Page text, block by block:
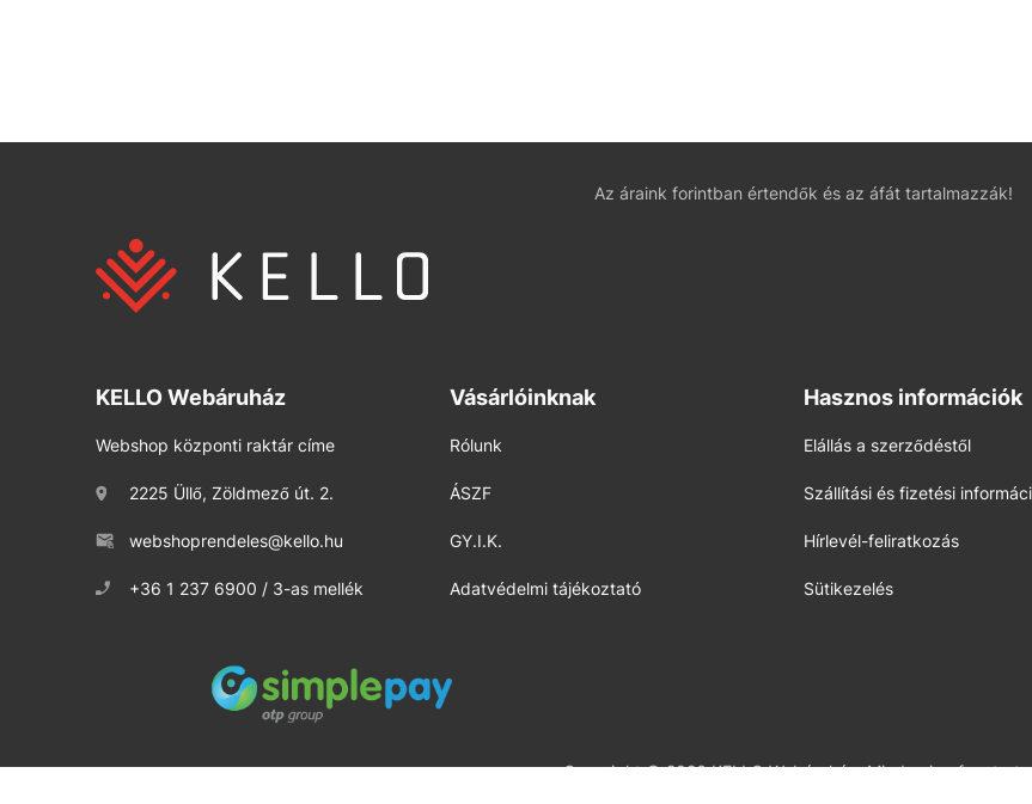
Az áraink forintban értendők és az áfát tartalmazzák!
KELLO Webáruház
Webshop központi raktár címe
2225 Üllő, Zöldmező út. 2.
webshoprendeles@kello.hu
+36 1 237 6900 / 3-as mellék
Vásárlóinknak
Rólunk
ÁSZF
GY.I.K.
Adatvédelmi tájékoztató
Hasznos információk
Elállás a szerződéstől
Szállítási és fizetési
Hírlevél-feliratkozás
Sütikezelés
Copyright © 2026 KELLO Webáruház. Minden jog